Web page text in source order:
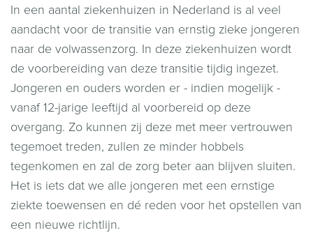
In een aantal ziekenhuizen in Nederland is al veel
aandacht voor de transitie van ernstig zieke jongeren
naar de volwassenzorg. In deze ziekenhuizen wordt
de voorbereiding van deze transitie tijdig ingezet.
Jongeren en ouders worden er - indien mogelijk -
vanaf 12-jarige leeftijd al voorbereid op deze
overgang. Zo kunnen zij deze met meer vertrouwen
tegemoet treden, zullen ze minder hobbels
tegenkomen en zal de zorg beter aan blijven sluiten.
Het is iets dat we alle jongeren met een ernstige
ziekte toewensen en dé reden voor het opstellen van
een nieuwe richtlijn.